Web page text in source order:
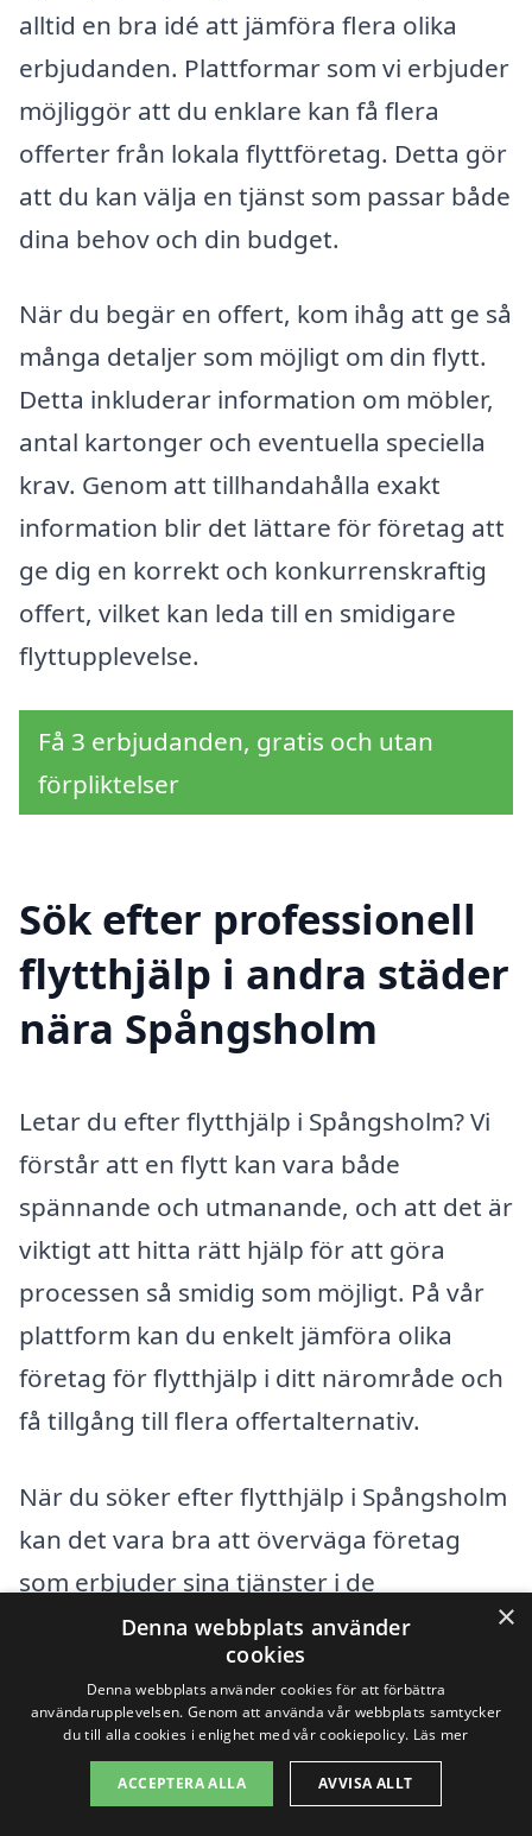
alltid en bra idé att jämföra flera olika
erbjudanden. Plattformar som vi erbjuder
möjliggör att du enklare kan få flera
offerter från lokala flyttföretag. Detta gör
att du kan välja en tjänst som passar både
dina behov och din budget.
När du begär en offert, kom ihåg att ge så
många detaljer som möjligt om din flytt.
Detta inkluderar information om möbler,
antal kartonger och eventuella speciella
krav. Genom att tillhandahålla exakt
information blir det lättare för företag att
ge dig en korrekt och konkurrenskraftig
offert, vilket kan leda till en smidigare
flyttupplevelse.
Få 3 erbjudanden, gratis och utan
förpliktelser
Sök efter professionell
flytthjälp i andra städer
nära Spångsholm
Letar du efter flytthjälp i Spångsholm? Vi
förstår att en flytt kan vara både
spännande och utmanande, och att det är
viktigt att hitta rätt hjälp för att göra
processen så smidig som möjligt. På vår
plattform kan du enkelt jämföra olika
företag för flytthjälp i ditt närområde och
få tillgång till flera offertalternativ.
När du söker efter flytthjälp i Spångsholm
kan det vara bra att överväga företag
som erbjuder sina tjänster i de
närliggande städerna. Här är några
exempel på städer där du kan hitta
professionell flytthjälp:
Mjölby
×
Denna webbplats använder
cookies
Denna webbplats använder cookies för att förbättra
användarupplevelsen. Genom att använda vår webbplats samtycker
du till alla cookies i enlighet med vår cookiepolicy. Läs mer
ACCEPTERA ALLA AVVISA ALLT